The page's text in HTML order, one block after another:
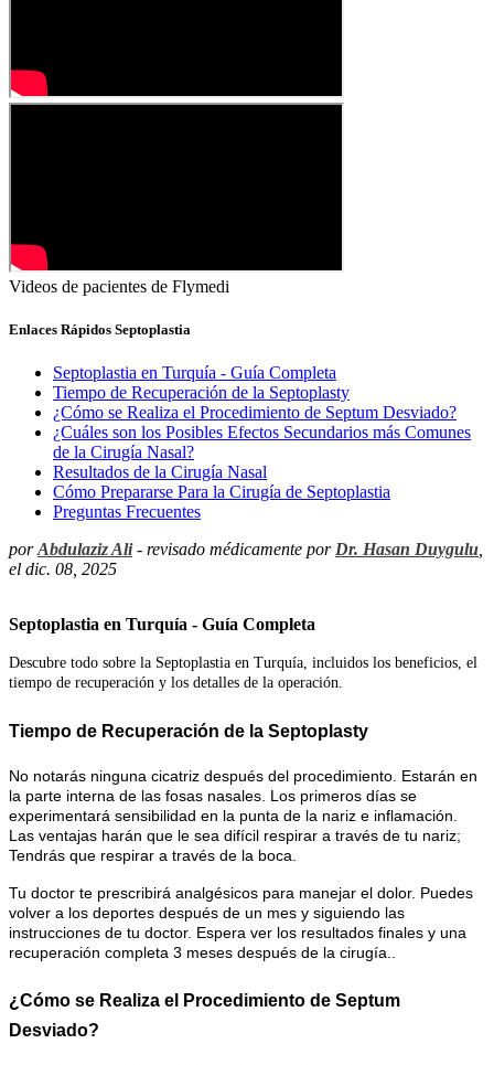
Videos de pacientes de Flymedi
Enlaces Rápidos Septoplastia
Septoplastia en Turquía - Guía Completa
Tiempo de Recuperación de la Septoplasty
¿Cómo se Realiza el Procedimiento de Septum Desviado?
¿Cuáles son los Posibles Efectos Secundarios más Comunes
de la Cirugía Nasal?
Resultados de la Cirugía Nasal
Cómo Prepararse Para la Cirugía de Septoplastia
Preguntas Frecuentes
porAbdulaziz Ali- revisado médicamente porDr. Hasan Duygulu,
el dic. 08, 2025
Septoplastia en Turquía - Guía Completa
Descubre todo sobre la Septoplastia en Turquía, incluidos los beneficios, el
tiempo de recuperación y los detalles de la operación.
Tiempo de Recuperación de la Septoplasty
No notarás ninguna cicatriz después del procedimiento. Estarán en
la parte interna de las fosas nasales. Los primeros días se
experimentará sensibilidad en la punta de la nariz e inflamación.
Las ventajas harán que le sea difícil respirar a través de tu nariz;
Tendrás que respirar a través de la boca.
Tu doctor te prescribirá analgésicos para manejar el dolor. Puedes
volver a los deportes después de un mes y siguiendo las
instrucciones de tu doctor. Espera ver los resultados finales y una
recuperación completa 3 meses después de la cirugía..
¿Cómo se Realiza el Procedimiento de Septum
Desviado?